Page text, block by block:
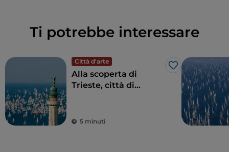
Ti potrebbe interessare
Città d'arte
Like
Alla scoperta di
Trieste, città di
5 minuti